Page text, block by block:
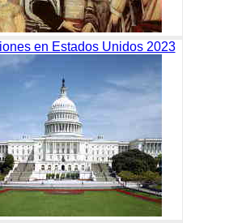
en Estados Unidos 2023